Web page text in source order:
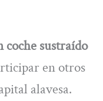
coche sustraído
en otros
alavesa.